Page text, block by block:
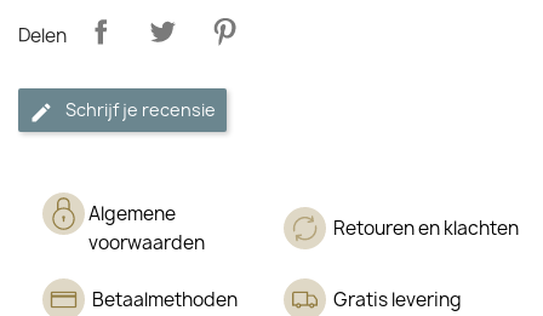
Delen
Schrijf je recensie
Algemene
voorwaarden
Retouren en klachten
Betaalmethoden Gratis levering